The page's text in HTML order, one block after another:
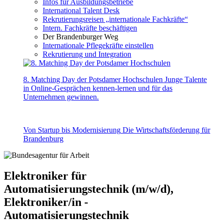
Infos für Ausbildungsbetriebe
International Talent Desk
Rekrutierungsreisen „internationale Fachkräfte“
Intern. Fachkräfte beschäftigen
Der Brandenburger Weg
Internationale Pflegekräfte einstellen
Rekrutierung und Integration
8. Matching Day der Potsdamer Hochschulen Junge Talente
in Online-Gesprächen kennen-lernen und für das
Unternehmen gewinnen.
Von Startup bis Modernisierung Die Wirtschaftsförderung für
Brandenburg
Elektroniker für
Automatisierungstechnik (m/w/d),
Elektroniker/in -
Automatisierungstechnik